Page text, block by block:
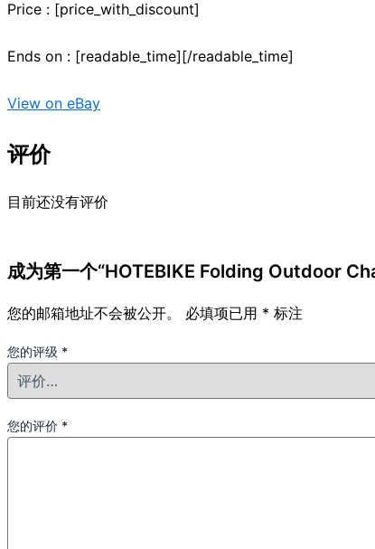
Price : [price_with_discount]
Ends on : [readable_time][/readable_time]
View on eBay
评价
目前还没有评价
成为第一个“HOTEBIKE Folding Outdoor
您的邮箱地址不会被公开。 必填项已用 * 标注
您的评级 *
您的评价 *